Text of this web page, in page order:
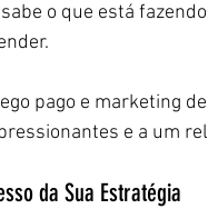
o que está
pago e marketing
e a um
da Sua Estratégia